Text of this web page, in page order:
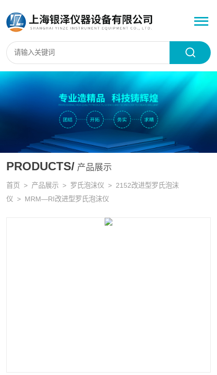
PRODUCTS/ 产品展示
首页 > 产品展示 > 罗氏泡沫仪 > 2152改进型罗氏泡沫
仪 > MRM—RI改进型罗氏泡沫仪